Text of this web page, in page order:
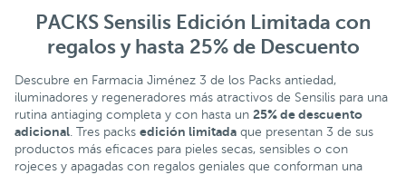
PACKS Sensilis Edición Limitada con
regalos y hasta 25% de Descuento
Descubre en Farmacia Jiménez 3 de los Packs antiedad,
iluminadores y regeneradores más atractivos de Sensilis para una
rutina antiaging completa y con hasta un 25% de descuento
adicional. Tres packs edición limitada que presentan 3 de sus
productos más eficaces para pieles secas, sensibles o con
rojeces y apagadas con regalos geniales que conforman una